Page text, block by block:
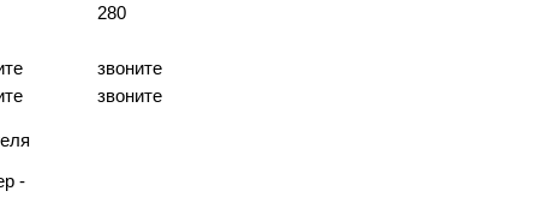
280
звоните
звоните